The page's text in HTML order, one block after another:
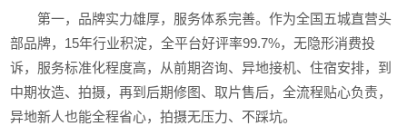
第一，品牌实力雄厚，服务体系完善。作为全国五城直营头
部品牌，15年行业积淀，全平台好评率99.7%，无隐形消费投
诉，服务标准化程度高，从前期咨询、异地接机、住宿安排，到
中期妆造、拍摄，再到后期修图、取片售后，全流程贴心负责，
异地新人也能全程省心，拍摄无压力、不踩坑。